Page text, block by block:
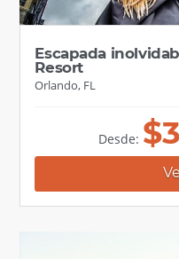
Escapada
Resort
Orlando, FL
Desde: $